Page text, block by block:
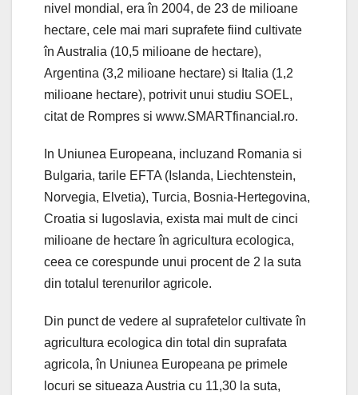
nivel mondial, era în 2004, de 23 de milioane
hectare, cele mai mari suprafete fiind cultivate
în Australia (10,5 milioane de hectare),
Argentina (3,2 milioane hectare) si Italia (1,2
milioane hectare), potrivit unui studiu SOEL,
citat de Rompres si www.SMARTfinancial.ro.
In Uniunea Europeana, incluzand Romania si
Bulgaria, tarile EFTA (Islanda, Liechtenstein,
Norvegia, Elvetia), Turcia, Bosnia-Hertegovina,
Croatia si Iugoslavia, exista mai mult de cinci
milioane de hectare în agricultura ecologica,
ceea ce corespunde unui procent de 2 la suta
din totalul terenurilor agricole.
Din punct de vedere al suprafetelor cultivate în
agricultura ecologica din total din suprafata
agricola, în Uniunea Europeana pe primele
locuri se situeaza Austria cu 11,30 la suta,